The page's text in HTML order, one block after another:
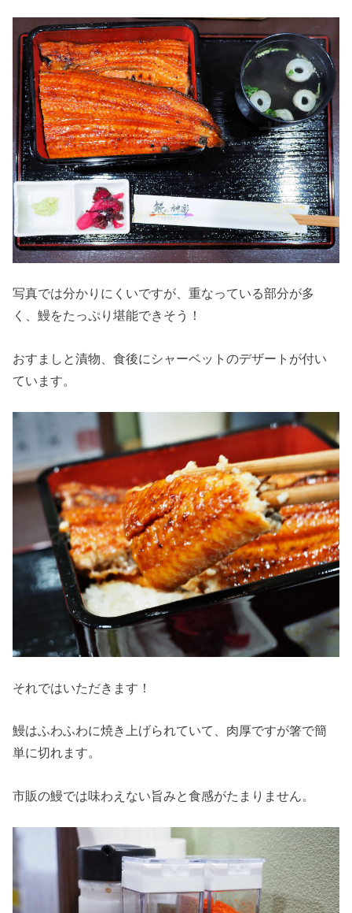
写真では分かりにくいですが、重なっている部分が多
く、鰻をたっぷり堪能できそう！
おすましと漬物、食後にシャーベットのデザートが付い
ています。
それではいただきます！
鰻はふわふわに焼き上げられていて、肉厚ですが箸で簡
単に切れます。
市販の鰻では味わえない旨みと食感がたまりません。